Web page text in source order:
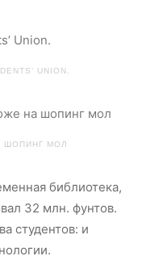
UNION.
ШОПИНГ МОЛ
библиотека,
32 млн. фунтов.
студентов: и